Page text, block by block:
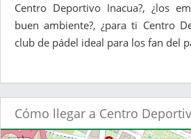
Centro Deportivo Inacua?, ¿los
buen ambiente?, ¿para ti Centro
club de pádel ideal para los fan del
Cómo llegar a Centro